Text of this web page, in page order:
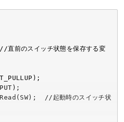
のスイッチ状態を保存する変